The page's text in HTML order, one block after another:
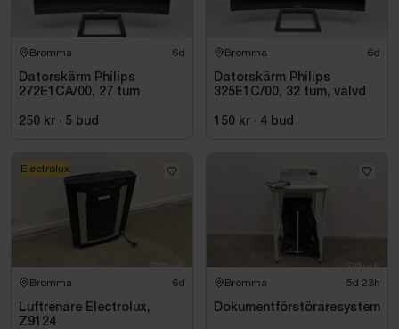
Bromma 6d
Datorskärm Philips
272E1CA/00, 27 tum
250 kr · 5 bud
Bromma 6d
Datorskärm Philips
325E1C/00, 32 tum, välvd
150 kr · 4 bud
Bromma 6d
Luftrenare Electrolux,
Z9124
Electrolux
Bromma 5d 23h
Dokumentförstöraresystem